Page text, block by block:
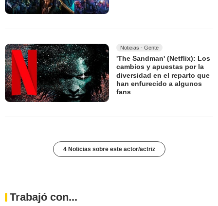
Noticias - Gente
'The Sandman' (Netflix): Los
cambios y apuestas por la
diversidad en el reparto que
han enfurecido a algunos
fans
4 Noticias sobre este actor/actriz
Trabajó con...